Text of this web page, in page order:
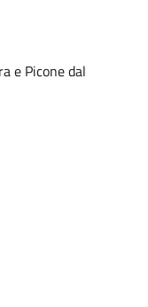
e Picone dal